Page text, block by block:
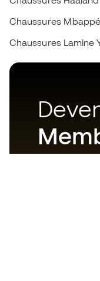
Chaussures Mbappé
Chaussures Lamine